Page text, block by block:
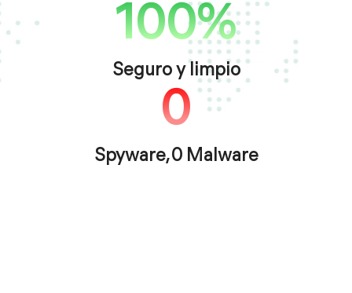
100%
Seguro y limpio
0
Spyware, 0 Malware